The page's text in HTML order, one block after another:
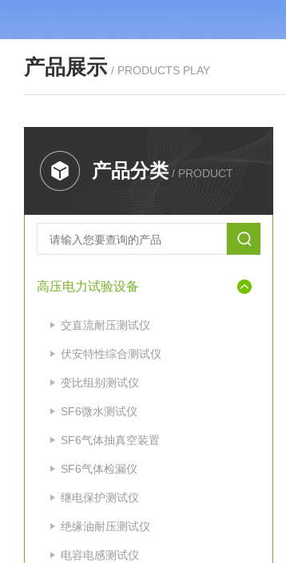
产品展示 / PRODUCTS PLAY
产品分类 / PRODUCT
高压电力试验设备
交直流耐压测试仪
伏安特性综合测试仪
变比组别测试仪
SF6微水测试仪
SF6气体抽真空装置
SF6气体检漏仪
继电保护测试仪
绝缘油耐压测试仪
电容电感测试仪